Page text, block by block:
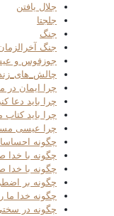
جلال یافتن
جلجتا
جنگ
جنگ
جوزفوس و
چرا ایمان
چرا باید دعا
چرا باید
چرا عیسی
چگونه
چگونه با خدا
چگونه با خدا
چگونه بر
چگونه خدا ما
چگونه در